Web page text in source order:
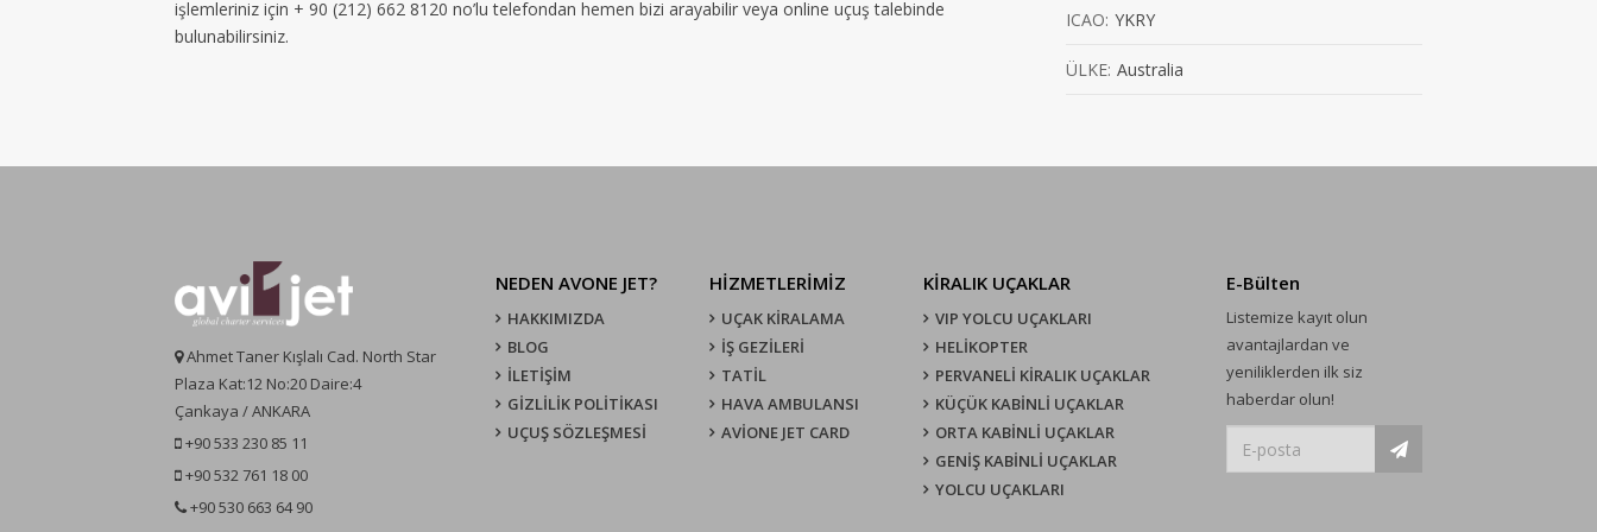
işlemleriniz için + 90 (212) 662 8120 no’lu telefondan hemen bizi arayabilir veya online uçuş talebinde
bulunabilirsiniz.
ICAO: YKRY
ÜLKE: Australia
Ahmet Taner Kışlalı Cad. North Star
Plaza Kat:12 No:20 Daire:4
Çankaya / ANKARA
+90 533 230 85 11
+90 532 761 18 00
+90 530 663 64 90
NEDEN AVONE JET?
HAKKIMIZDA
BLOG
İLETİŞİM
GİZLİLİK POLİTİKASI
UÇUŞ SÖZLEŞMESI
HİZMETLERİMİZ
UÇAK KIRALAMA
İŞ GEZİLERİ
TATİL
HAVA AMBULANSI
AVİONE JET CARD
KIRALIK UÇAKLAR
VIP YOLCU UÇAKLARI
HELİKOPTER
PERVANELİ KİRALIK UÇAKLAR
KÜÇÜK KABİNLİ UÇAKLAR
ORTA KABİNLİ UÇAKLAR
GENİŞ KABİNLİ UÇAKLAR
YOLCU UÇAKLARI
E-Bülten
Listemize kayıt olun
avantajlardan ve
yeniliklerden ilk siz
haberdar olun!